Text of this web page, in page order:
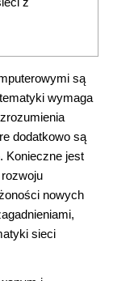
są
wymaga
dodatkowo są
Konieczne jest
nowych
sieci